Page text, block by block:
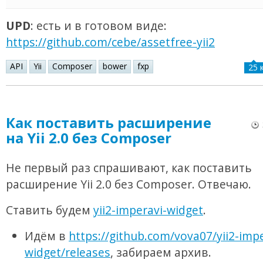
UPD: есть и в готовом виде:
https://github.com/cebe/assetfree-yii2
API Yii Composer bower fxp 25
Как поставить расширение
на Yii 2.0 без Composer
Не первый раз спрашивают, как поставить
расширение Yii 2.0 без Composer. Отвечаю.
Ставить будем yii2-imperavi-widget.
Идём в https://github.com/vova07/yii2-
widget/releases, забираем архив.